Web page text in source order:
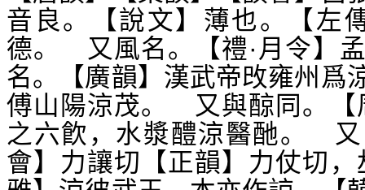
音良。【說文】薄也。【左
德。 又風名。【禮·月令】
名。【廣韻】漢武帝攺雍州
傅山陽涼茂。 又與䣼 同。
之六飮，水漿醴涼醫酏。
會】力讓切【正韻】力仗切，